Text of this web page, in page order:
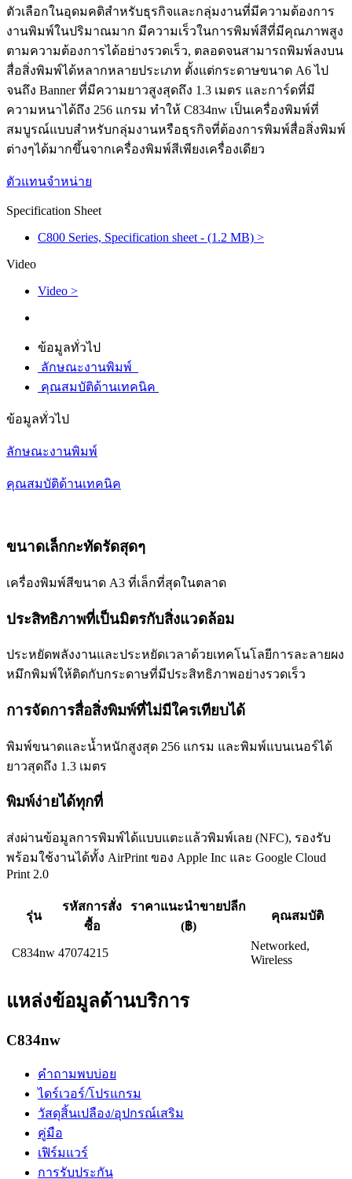
ตัวเลือกในอุดมคติสำหรับธุรกิจและกลุ่มงานที่มีความต้องการ
งานพิมพ์ในปริมาณมาก มีความเร็วในการพิมพ์สีที่มีคุณภาพสูง
ตามความต้องการได้อย่างรวดเร็ว, ตลอดจนสามารถพิมพ์ลงบน
สื่อสิ่งพิมพ์ได้หลากหลายประเภท ตั้งแต่กระดาษขนาด A6 ไป
จนถึง Banner ที่มีความยาวสูงสุดถึง 1.3 เมตร และการ์ดที่มี
ความหนาได้ถึง 256 แกรม ทำให้ C834nw เป็นเครื่องพิมพ์ที่
สมบูรณ์แบบสำหรับกลุ่มงานหรือธุรกิจที่ต้องการพิมพ์สื่อสิ่งพิมพ์
ต่างๆได้มากขึ้นจากเครื่องพิมพ์สีเพียงเครื่องเดียว
ตัวแทนจำหน่าย
Specification Sheet
C800 Series, Specification sheet - (1.2 MB) >
Video
Video >
ข้อมูลทั่วไป
ลักษณะงานพิมพ์
คุณสมบัติด้านเทคนิค
ข้อมูลทั่วไป
ลักษณะงานพิมพ์
คุณสมบัติด้านเทคนิค
ขนาดเล็กกะทัดรัดสุดๆ
เครื่องพิมพ์สีขนาด A3 ที่เล็กที่สุดในตลาด
ประสิทธิภาพที่เป็นมิตรกับสิ่งแวดล้อม
ประหยัดพลังงานและประหยัดเวลาด้วยเทคโนโลยีการละลายผง
หมึกพิมพ์ให้ติดกับกระดาษที่มีประสิทธิภาพอย่างรวดเร็ว
การจัดการสื่อสิ่งพิมพ์ที่ไม่มีใครเทียบได้
พิมพ์ขนาดและน้ำหนักสูงสุด 256 แกรม และพิมพ์แบนเนอร์ได้
ยาวสุดถึง 1.3 เมตร
พิมพ์ง่ายได้ทุกที่
ส่งผ่านข้อมูลการพิมพ์ได้แบบแตะแล้วพิมพ์เลย (NFC), รองรับ
พร้อมใช้งานได้ทั้ง AirPrint ของ Apple Inc และ Google Cloud
Print 2.0
รุ่น
รหัสการสั่ง
ซื้อ
ราคาแนะนำขายปลีก
(฿)
คุณสมบัติ
C834nw 47074215
Networked,
Wireless
แหล่งข้อมูลด้านบริการ
C834nw
คำถามพบบ่อย
ไดร์เวอร์/โปรแกรม
วัสดุสิ้นเปลือง/อุปกรณ์เสริม
คู่มือ
เฟิร์มแวร์
การรับประกัน